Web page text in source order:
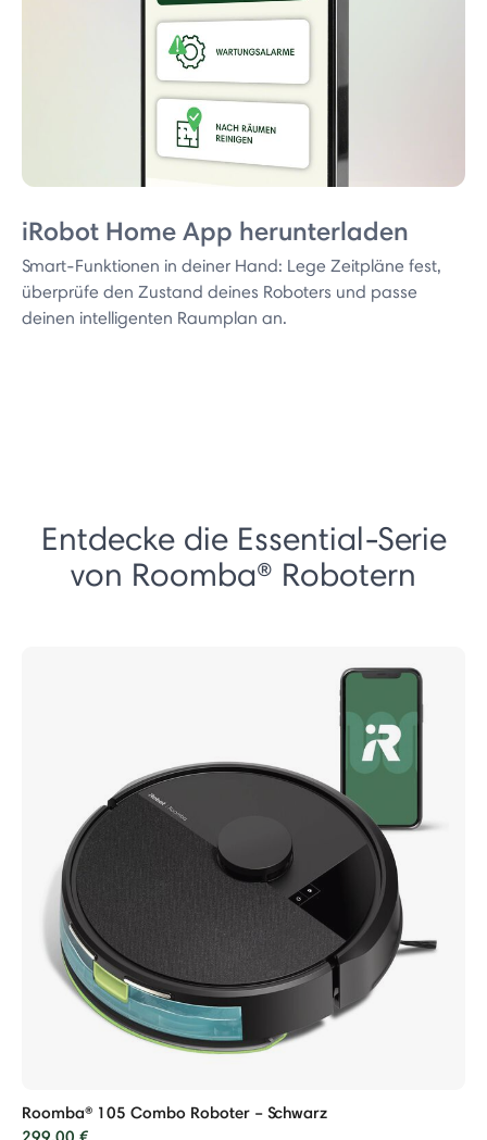
iRobot Home App herunterladen
Smart-Funktionen in deiner Hand: Lege Zeitpläne fest,
überprüfe den Zustand deines Roboters und passe
deinen intelligenten Raumplan an.
Entdecke die Essential-Serie
von Roomba® Robotern
Roomba® 105 Combo Roboter – Schwarz
299,00 €